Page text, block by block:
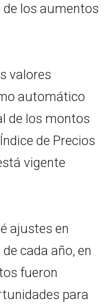
los aumentos
valores
automático
de los montos
de Precios
vigente
ajustes en
cada año, en
fueron
para